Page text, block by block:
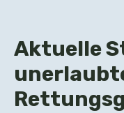
Aktuelle